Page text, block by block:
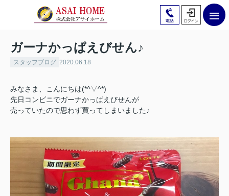
ガーナかっぱえびせん♪
スタッフブログ 2020.06.18
みなさま、こんにちは(*^▽^*)
先日コンビニでガーナかっぱえびせんが
売っていたので思わず買ってしまいました♪